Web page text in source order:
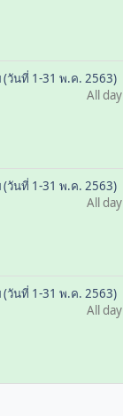
วันที่ 1-31 พ.ค. 2563)
All day
วันที่ 1-31 พ.ค. 2563)
All day
วันที่ 1-31 พ.ค. 2563)
All day